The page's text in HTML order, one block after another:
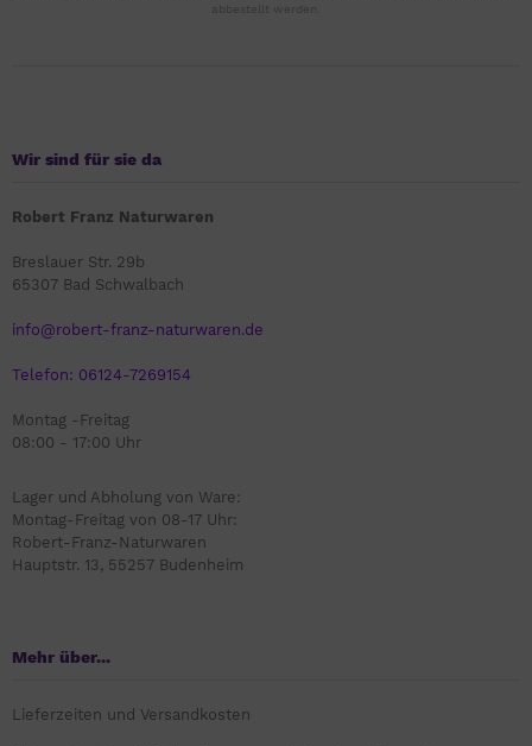
abbestellt werden.
Wir sind für sie da
Robert Franz Naturwaren
Breslauer Str. 29b
65307 Bad Schwalbach
info@robert-franz-naturwaren.de
Telefon: 06124-7269154
Montag -Freitag
08:00 - 17:00 Uhr
Lager und Abholung von Ware:
Montag-Freitag von 08-17 Uhr:
Robert-Franz-Naturwaren
Hauptstr. 13, 55257 Budenheim
Mehr über...
Lieferzeiten und Versandkosten